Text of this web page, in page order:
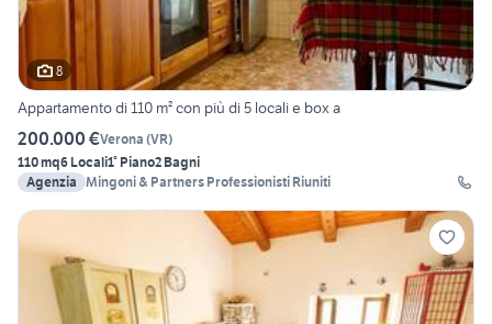
8
Appartamento di 110 m² con più di 5 locali e box a
200.000 €Verona (VR)
110 mq6 Locali1° Piano2 Bagni
Agenzia Mingoni & Partners Professionisti Riuniti